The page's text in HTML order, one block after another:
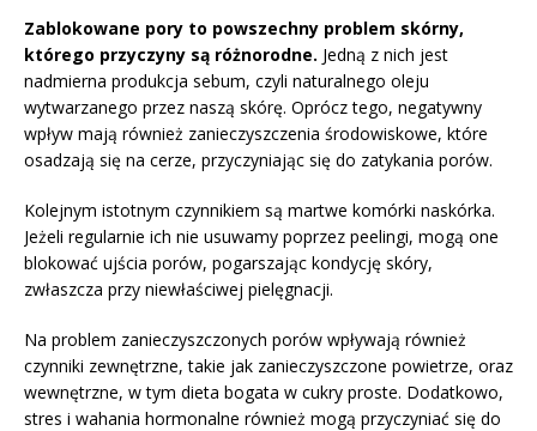
Zablokowane pory to powszechny problem skórny,
którego przyczyny są różnorodne. Jedną z nich jest
nadmierna produkcja sebum, czyli naturalnego oleju
wytwarzanego przez naszą skórę. Oprócz tego, negatywny
wpływ mają również zanieczyszczenia środowiskowe, które
osadzają się na cerze, przyczyniając się do zatykania porów.
Kolejnym istotnym czynnikiem są martwe komórki naskórka.
Jeżeli regularnie ich nie usuwamy poprzez peelingi, mogą one
blokować ujścia porów, pogarszając kondycję skóry,
zwłaszcza przy niewłaściwej pielęgnacji.
Na problem zanieczyszczonych porów wpływają również
czynniki zewnętrzne, takie jak zanieczyszczone powietrze, oraz
wewnętrzne, w tym dieta bogata w cukry proste. Dodatkowo,
stres i wahania hormonalne również mogą przyczyniać się do